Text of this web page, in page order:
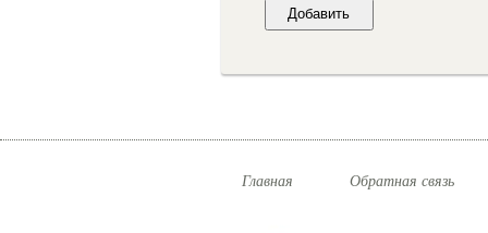
Главная Обратная связь